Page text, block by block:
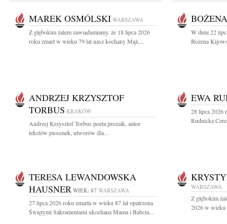
MAREK OSMÓLSKI WARSZAWA
Z głębokim żalem zawiadamiamy, że 18 lipca 2026
roku zmarł w wieku 79 lat nasz kochany Mąż,...
W dniu 22
Bożena
ANDRZEJ KRZYSZTOF
TORBUS KRAKÓW
Andrzej Krzysztof Torbus poeta prozaik, autor
tekstów piosenek, utworów dla...
EWA
28 lipca 2026
Rudnicka
TERESA LEWANDOWSKA
HAUSNER WIEK: 87 WARSZAWA
27 lipca 2026 roku zmarła w wieku 87 lat opatrzona
Świętymi Sakramentami ukochana Mama i Babcia...
WARSZAWA
Z głębokim
2026 w wieku